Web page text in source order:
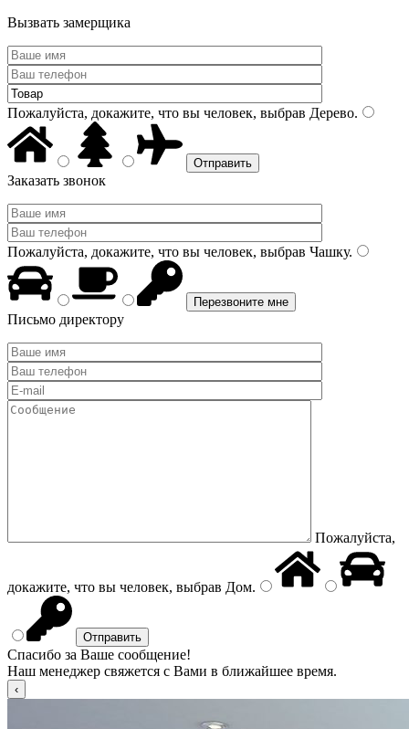
Вызвать замерщика
Пожалуйста, докажите, что вы человек, выбрав Дерево.
Заказать звонок
Пожалуйста, докажите, что вы человек, выбрав Чашку.
Письмо директору
Пожалуйста,
докажите, что вы человек, выбрав Дом.
Спасибо за Ваше сообщение!
Наш менеджер свяжется с Вами в ближайшее время.